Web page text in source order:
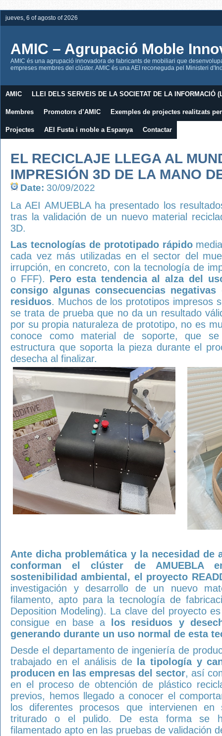
jueves, 6 of agosto of 2026
AMIC – Agrupació Moble
AMIC és una agrupació innovadora de fabricants de mobiliari que
empreses membres del clúster. AMIC és una AEI reconeguda pel Ministeri
AMIC LLEI DELS SERVEIS DE LA SOCIETAT DE LA INFORMACIÓ
Membres Promotors d’AMIC Exemples de projectes realitzats
Projectes AEI Fusta i moble a Espanya Contactar
EL RECICLAJE LLEGA AL
IMPRESIÓN 3D DE LA MANO
Date: 30/09/2022
La AEI AMUEBLA ha presentado los
tras la validación de un nuevo material
3D.
Las tecnologías de prototipado rápido
cada vez más utilizadas en el sector del
irrupción, en concreto, con la tecnología de
o FFF). Pero esta tendencia al alza del
consigo algunas consecuencias negativas
residuos. Muchos de los prototipos impresos
se trata de prueba que no da un resultado
por su propia naturaleza de prototipo, no es
conoce como material de soporte, que
estructura que soporta la pieza durante el
desecha al finalizar.
Ante dicha problemática y la necesidad de
conforman el clúster de AMUEBLA
sostenibilidad ambiental, el proyecto
investigación y desarrollo de un nuevo
filamento, apto para la tecnología de
Deposition Modeling). La clave del proyecto
consigue en base a
los residuos y
generando durante un uso normal de esta
Desde el departamento de ingeniería de
trabajado en el análisis de
la tipología y
producen en las empresas del sector, así
en el proceso de obtención de plástico
previos, hemos llegado a conocer el
los diferentes procesos que intervienen
triturado o el pulido. De esta forma se
filamentado apto en las pruebas de validación